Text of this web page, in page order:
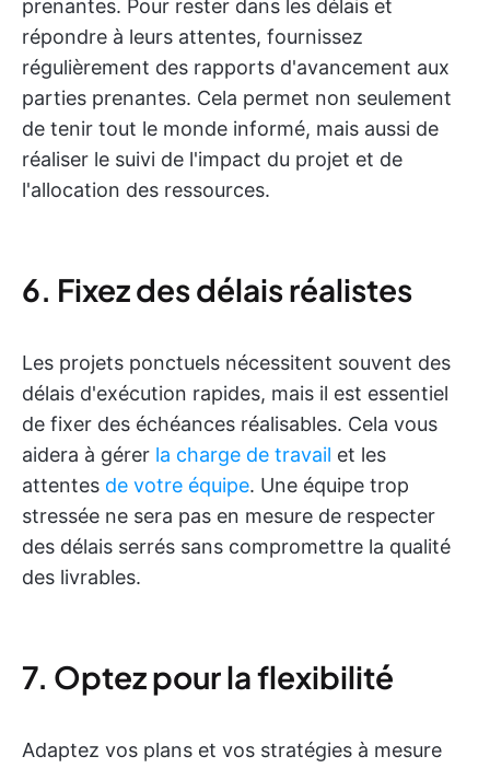
prenantes. Pour rester dans les délais et
répondre à leurs attentes, fournissez
régulièrement des rapports d'avancement aux
parties prenantes. Cela permet non seulement
de tenir tout le monde informé, mais aussi de
réaliser le suivi de l'impact du projet et de
l'allocation des ressources.
6. Fixez des délais réalistes
Les projets ponctuels nécessitent souvent des
délais d'exécution rapides, mais il est essentiel
de fixer des échéances réalisables. Cela vous
aidera à gérer la charge de travail et les
attentes de votre équipe. Une équipe trop
stressée ne sera pas en mesure de respecter
des délais serrés sans compromettre la qualité
des livrables.
7. Optez pour la flexibilité
Adaptez vos plans et vos stratégies à mesure